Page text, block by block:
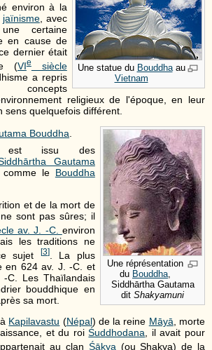
Une statue du Bouddhaau
Vietnam
environ à la
jaïnisme, avec
certaine
en cause de
dernier était
(VIesiècle
a repris
concepts
religieux de l'époque, en leur
quelquefois différent.
Une réprésentation
du Bouddha
Siddhārtha Gautama
dit Shakyamuni
Bouddha
est issu des
Gautama
comme le Bouddha
et de la mort de
sont pas sûres; il
av. J. -C. environ
les traditions ne
sujet
[3]. La plus
en 624 av. J. -C. et
C. Les Thaïlandais
bouddhique en
sa mort.
Kapilavastu (Népal) de la reine Māyā, morte
et du roiŚuddhodana, il avait pour
au clan Śākya (ou Shakya) de la